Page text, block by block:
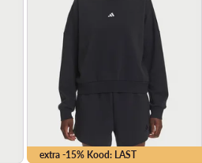
extra -15% Kood: LAST